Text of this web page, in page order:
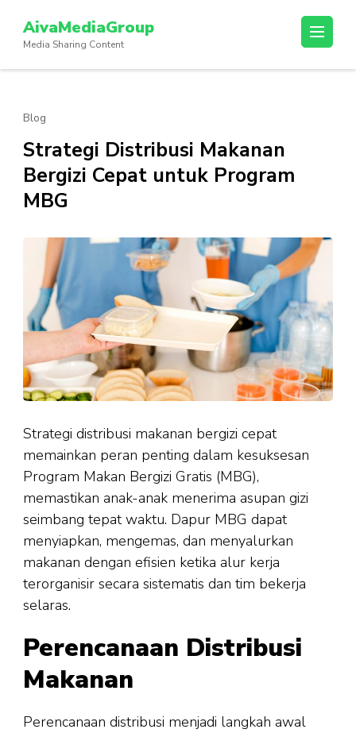
konten
(Tekan
AivaMediaGroup
Media Sharing Content
Blog
Strategi Distribusi Makanan
Bergizi Cepat untuk Program
MBG
Strategi distribusi makanan bergizi cepat
memainkan peran penting dalam kesuksesan
Program Makan Bergizi Gratis (MBG),
memastikan anak-anak menerima asupan gizi
seimbang tepat waktu. Dapur MBG dapat
menyiapkan, mengemas, dan menyalurkan
makanan dengan efisien ketika alur kerja
terorganisir secara sistematis dan tim bekerja
selaras.
Perencanaan Distribusi
Makanan
Perencanaan distribusi menjadi langkah awal